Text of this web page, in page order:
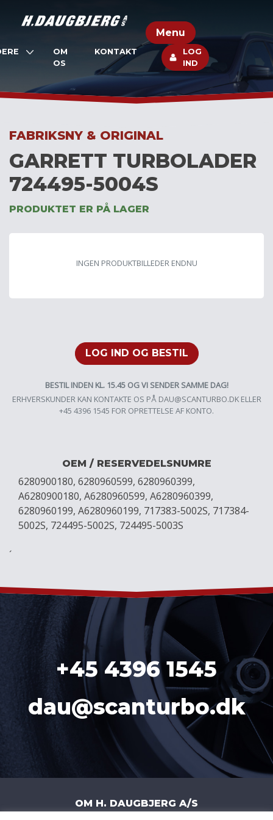
Menu
OM
OS
KONTAKT
LOG
IND
FABRIKSNY & ORIGINAL
GARRETT TURBOLADER
724495-5004S
PRODUKTET ER PÅ LAGER
INGEN PRODUKTBILLEDER ENDNU
LOG IND OG BESTIL
BESTIL INDEN KL. 15.45 OG VI SENDER SAMME DAG!
ERHVERSKUNDER KAN KONTAKTE OS PÅ DAU@SCANTURBO.DKELLER
+45 4396 1545 FOR OPRETTELSE AF KONTO.
OEM / RESERVEDELSNUMRE
6280900180, 6280960599, 6280960399,
A6280900180, A6280960599, A6280960399,
6280960199, A6280960199, 717383-5002S, 717384-
5002S, 724495-5002S, 724495-5003S
´
+45 4396 1545
dau@scanturbo.dk
OM H. DAUGBJERG A/S